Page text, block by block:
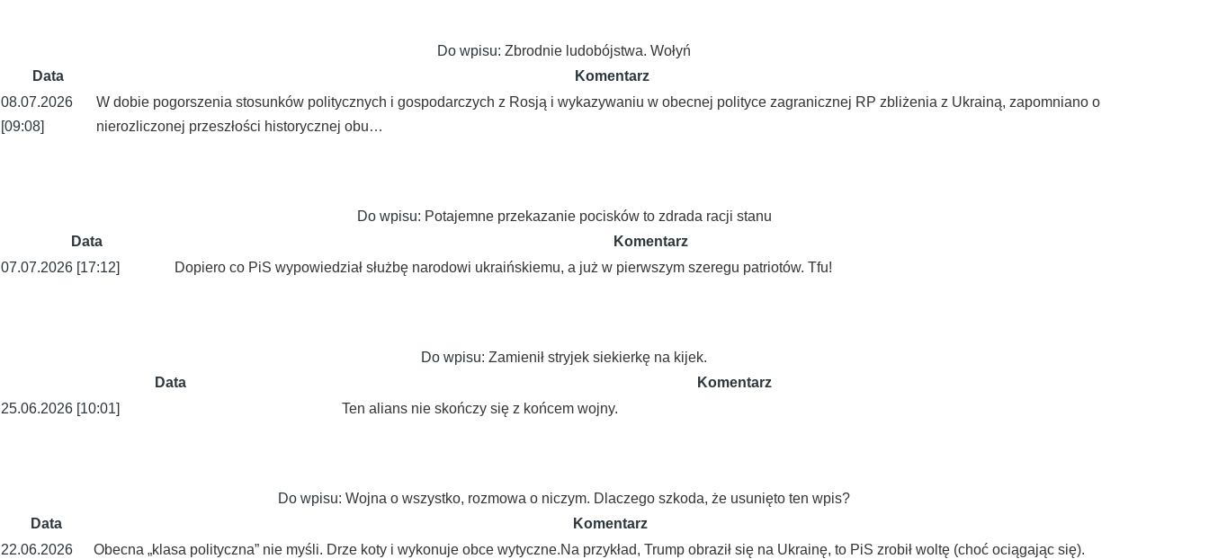
Do wpisu: Zbrodnie ludobójstwa. Wołyń
Data
Komentarz
08.07.2026
[09:08]
W dobie pogorszenia stosunków politycznych i gospodarczych z Rosją i wykazywaniu w obecnej polityce zagranicznej RP zbliżenia z Ukrainą, zapomniano o
nierozliczonej przeszłości historycznej obu…
Do wpisu: Potajemne przekazanie pocisków to zdrada racji stanu
Data
Komentarz
07.07.2026 [17:12]
Dopiero co PiS wypowiedział służbę narodowi ukraińskiemu, a już w pierwszym szeregu patriotów. Tfu!
Do wpisu: Zamienił stryjek siekierkę na kijek.
Data
Komentarz
25.06.2026 [10:01]
Ten alians nie skończy się z końcem wojny.
Do wpisu: Wojna o wszystko, rozmowa o niczym. Dlaczego szkoda, że usunięto ten wpis?
Data
Komentarz
22.06.2026
Obecna „klasa polityczna” nie myśli. Drze koty i wykonuje obce wytyczne.Na przykład, Trump obraził się na Ukrainę, to PiS zrobił woltę (choć ociągając się).